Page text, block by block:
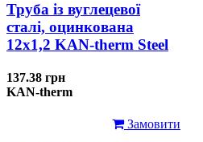
Труба із вуглецевої
сталі, оцинкована
12x1,2 KAN-therm Steel
137.38 грн
KAN-therm
Замовити